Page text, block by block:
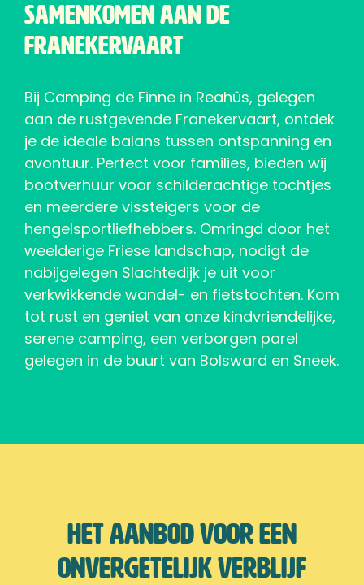
samenkomen aan de
Franekervaart
Bij Camping de Finne in Reahûs, gelegen
aan de rustgevende Franekervaart, ontdek
je de ideale balans tussen ontspanning en
avontuur. Perfect voor families, bieden wij
bootverhuur voor schilderachtige tochtjes
en meerdere vissteigers voor de
hengelsportliefhebbers. Omringd door het
weelderige Friese landschap, nodigt de
nabijgelegen Slachtedijk je uit voor
verkwikkende wandel- en fietstochten. Kom
tot rust en geniet van onze kindvriendelijke,
serene camping, een verborgen parel
gelegen in de buurt van Bolsward en Sneek.
Het aanbod voor een
onvergetelijk verblijf